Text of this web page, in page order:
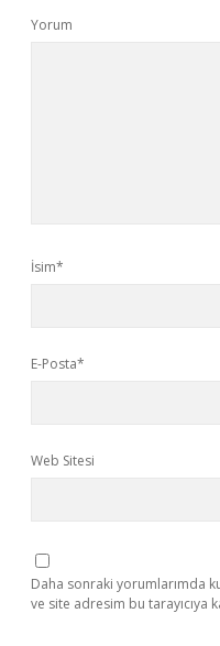
Yorum
İsim*
E-Posta*
Web Sitesi
Daha sonraki yorumlarımda
ve site adresim bu tarayıcıya